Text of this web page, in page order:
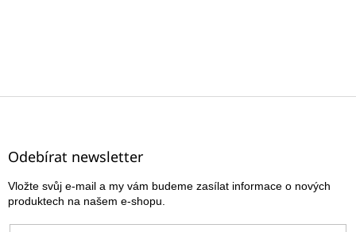
Z
Odebírat newsletter
Vložte svůj e-mail a my vám budeme zasílat informace o nových
produktech na našem e-shopu.